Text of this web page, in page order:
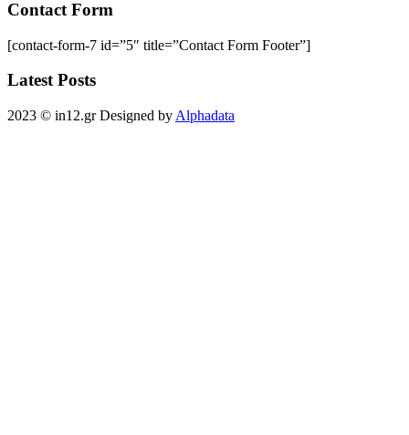
Contact Form
[contact-form-7 id=”5″ title=”Contact Form Footer”]
Latest Posts
2023 © in12.gr Designed by Alphadata